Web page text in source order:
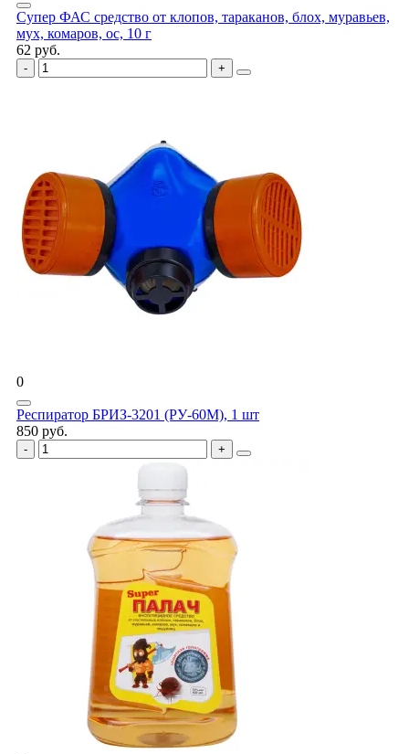
Супер ФАС средство от клопов, тараканов, блох, муравьев,
мух, комаров, ос, 10 г
62 руб.
0
Респиратор БРИЗ-3201 (РУ-60М), 1 шт
850 руб.